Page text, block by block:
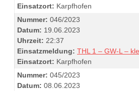
Einsatzort: Karpfhofen
Nummer: 046/2023
Datum: 19.06.2023
Uhrzeit: 22:37
Einsatzmeldung: THL 1 – GW-L –
Einsatzort: Karpfhofen
Nummer: 045/2023
Datum: 08.06.2023